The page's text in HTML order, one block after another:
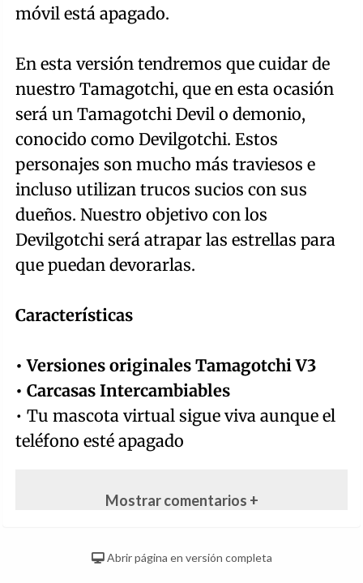
móvil está apagado.
En esta versión tendremos que cuidar de
nuestro Tamagotchi, que en esta ocasión
será un Tamagotchi Devil o demonio,
conocido como Devilgotchi. Estos
personajes son mucho más traviesos e
incluso utilizan trucos sucios con sus
dueños. Nuestro objetivo con los
Devilgotchi será atrapar las estrellas para
que puedan devorarlas.
Características
• Versiones originales Tamagotchi V3
• Carcasas Intercambiables
• Tu mascota virtual sigue viva aunque el
teléfono esté apagado
Mostrar comentarios +
Abrir página en versión completa